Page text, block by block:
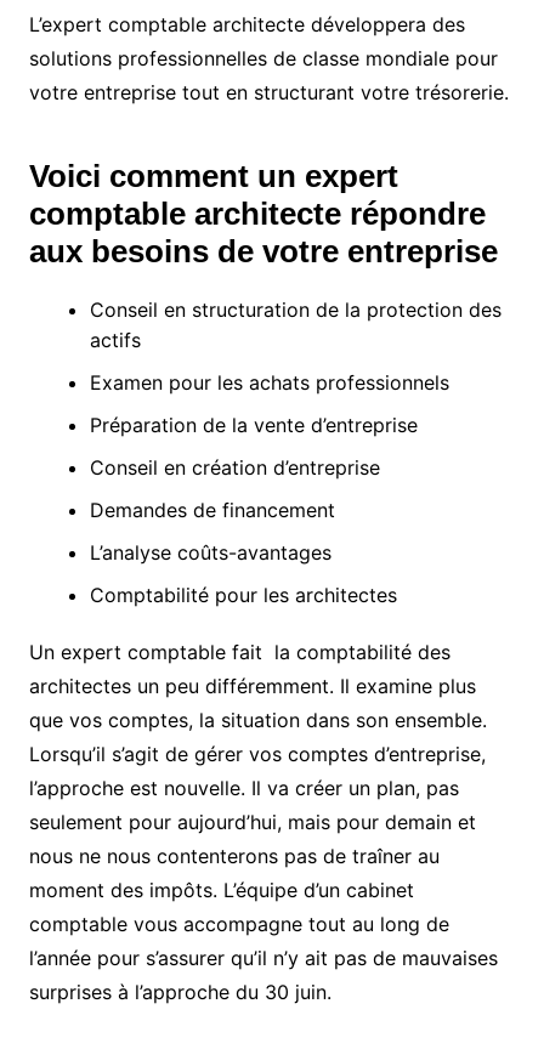
L’expert comptable architecte développera des
solutions professionnelles de classe mondiale pour
votre entreprise tout en structurant votre trésorerie.
Voici comment un expert
comptable architecte répondre
aux besoins de votre entreprise
Conseil en structuration de la protection des
actifs
Examen pour les achats professionnels
Préparation de la vente d’entreprise
Conseil en création d’entreprise
Demandes de financement
L’analyse coûts-avantages
Comptabilité pour les architectes
Un expert comptable fait la comptabilité des
architectes un peu différemment. Il examine plus
que vos comptes, la situation dans son ensemble.
Lorsqu’il s’agit de gérer vos comptes d’entreprise,
l’approche est nouvelle. Il va créer un plan, pas
seulement pour aujourd’hui, mais pour demain et
nous ne nous contenterons pas de traîner au
moment des impôts. L’équipe d’un cabinet
comptable vous accompagne tout au long de
l’année pour s’assurer qu’il n’y ait pas de mauvaises
surprises à l’approche du 30 juin.